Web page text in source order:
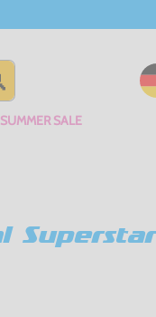
SUMMER SALE
Superstar